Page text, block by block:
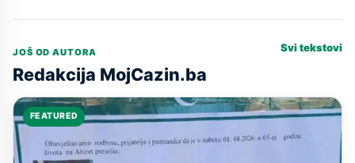
JOŠ OD AUTORA
Redakcija MojCazin.ba
Svi tekstovi
FEATURED